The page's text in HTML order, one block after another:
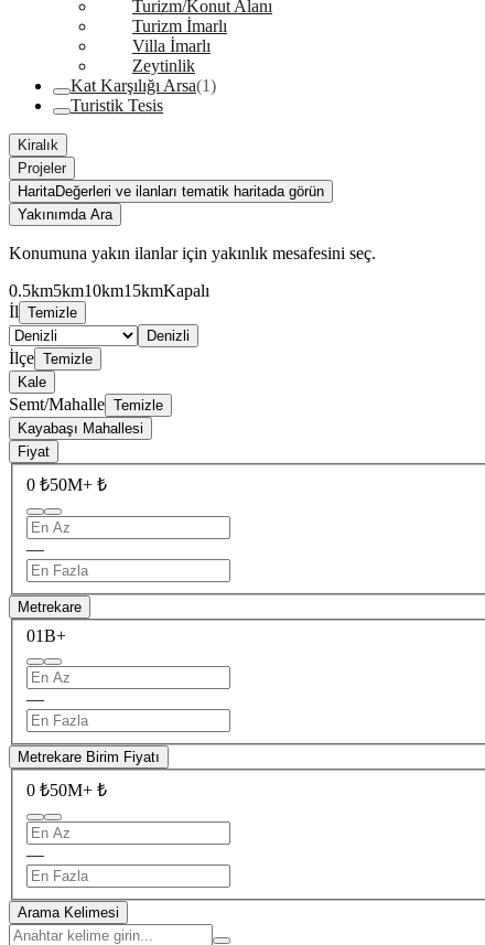
Turizm/Konut Alanı
Turizm İmarlı
Villa İmarlı
Zeytinlik
Kat Karşılığı Arsa(1)
Turistik Tesis
Kiralık
Projeler
HaritaDeğerleri ve ilanları tematik haritada görün
Yakınımda Ara
Konumuna yakın ilanlar için yakınlık mesafesini seç.
0.5km5km10km15kmKapalı
İl Temizle
Denizli
İlçe Temizle
Kale
Semt/Mahalle Temizle
Kayabaşı Mahallesi
Fiyat
0 ₺50M+ ₺
—
Metrekare
01B+
—
Metrekare Birim Fiyatı
0 ₺50M+ ₺
—
Arama Kelimesi